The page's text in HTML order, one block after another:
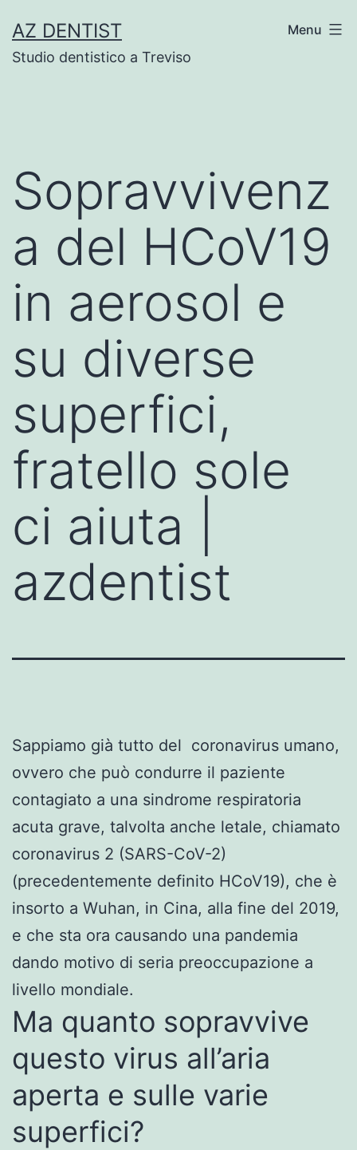
to
content
AZ DENTIST
Studio dentistico a Treviso
Menu
Sopravvivenz
a del HCoV19
in aerosol e
su diverse
superfici,
fratello sole
ci aiuta |
azdentist
Sappiamo già tutto del coronavirus umano,
ovvero che può condurre il paziente
contagiato a una sindrome respiratoria
acuta grave, talvolta anche letale, chiamato
coronavirus 2 (SARS-CoV-2)
(precedentemente definito HCoV19), che è
insorto a Wuhan, in Cina, alla fine del 2019,
e che sta ora causando una pandemia
dando motivo di seria preoccupazione a
livello mondiale.
Ma quanto sopravvive
questo virus all’aria
aperta e sulle varie
superfici?